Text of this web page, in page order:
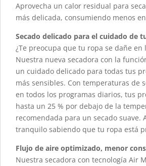
Aprovecha un calor residual para
más delicada, consumiendo menos
Secado delicado para el cuidado de
¿Te preocupa que tu ropa se dañe en
Nuestra nueva secadora con la
un cuidado delicado para todas tus
más sensibles. Con temperaturas de
en todos los programas diarios, tus
hasta un 25 % por debajo de la
recomendada para un secado suave.
tranquilo sabiendo que tu ropa está
Flujo de aire optimizado, menor
Nuestra secadora con tecnología Air